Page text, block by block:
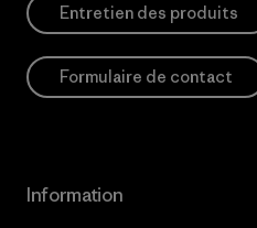
Entretien des produits
Formulaire de contact
Information